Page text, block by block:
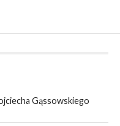
Gąssowskiego